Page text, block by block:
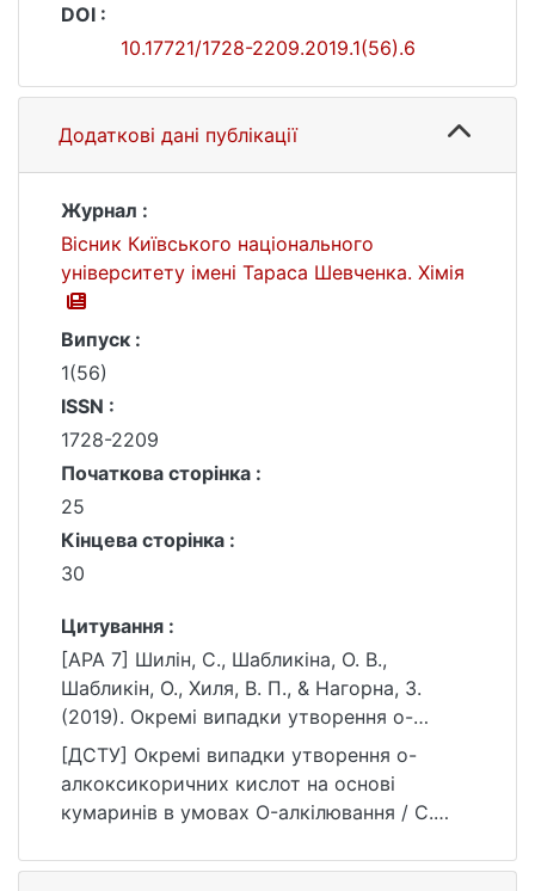
DOI :
10.17721/1728-2209.2019.1(56).6
Додаткові дані публікації
Журнал :
Вісник Київського національного
університету імені Тараса Шевченка. Хімія
Випуск :
1(56)
ISSN :
1728-2209
Початкова сторінка :
25
Кінцева сторінка :
30
Цитування :
[APA 7] Шилін, С., Шабликіна, О. В.,
Шабликін, О., Хиля, В. П., & Нагорна, З.
(2019). Окремі випадки утворення о-
алкоксикоричних кислот на основі
кумаринів в умовах O-алкілювання. Вісник
Київського національного університету
імені Тараса Шевченка. Хімія, (1(56)), 25–
30. https://doi.org/10.17721/1728-
[ДСТУ] Окремі випадки утворення о-
алкоксикоричних кислот на основі
кумаринів в умовах O-алкілювання / С.
національного університету імені Тараса